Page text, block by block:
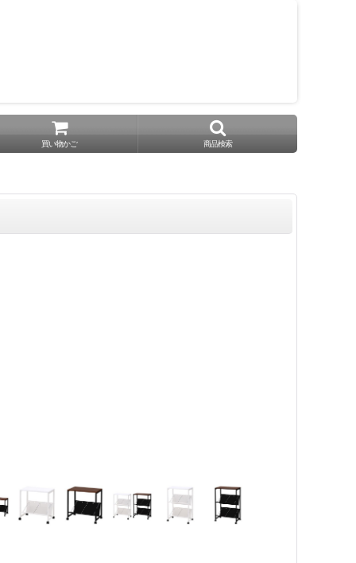
買い物かご 商品検索